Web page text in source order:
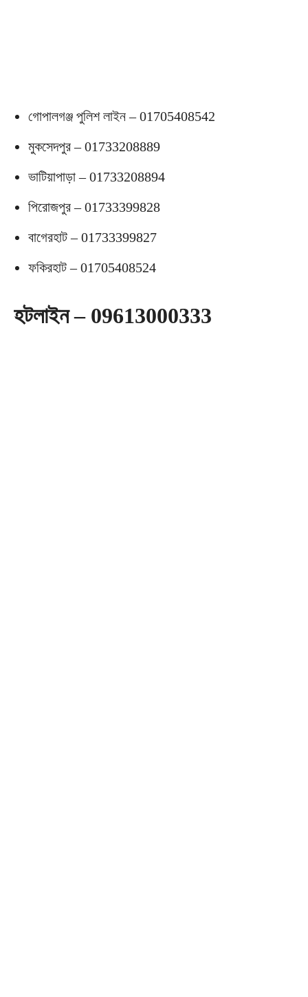
গোপালগঞ্জ পুলিশ লাইন – 01705408542
মুকসেদপুর – 01733208889
ভাটিয়াপাড়া – 01733208894
পিরোজপুর – 01733399828
বাগেরহাট – 01733399827
ফকিরহাট – 01705408524
হটলাইন – 09613000333